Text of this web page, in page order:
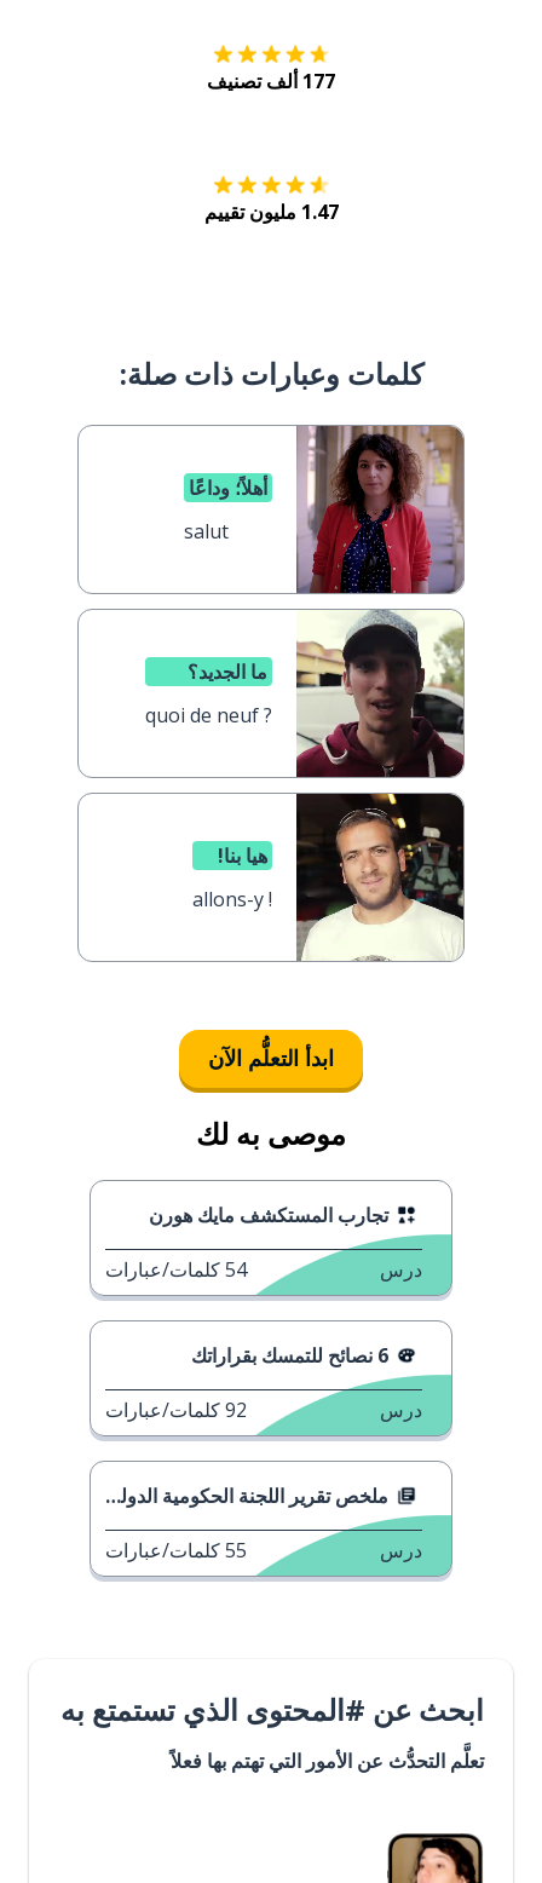
177 ألف تصنيف
1.47 مليون تقييم
كلمات وعبارات ذات صلة:
أهلاً؛ وداعًا
salut
ما الجديد؟
quoi de neuf ?
هيا بنا!
allons-y !
ابدأ التعلُّم الآن
موصى به لك
تجارب المستكشف مايك هورن
درس 54كلمات/عبارات
6 نصائح للتمسك بقراراتك
درس 92كلمات/عبارات
ملخص تقرير اللجنة الحكومية الدولية حول تغير المناخ
درس 55كلمات/عبارات
ابحث عن #المحتوى الذي تستمتع به
تعلَّم التحدُّث عن الأمور التي تهتم بها فعلاً